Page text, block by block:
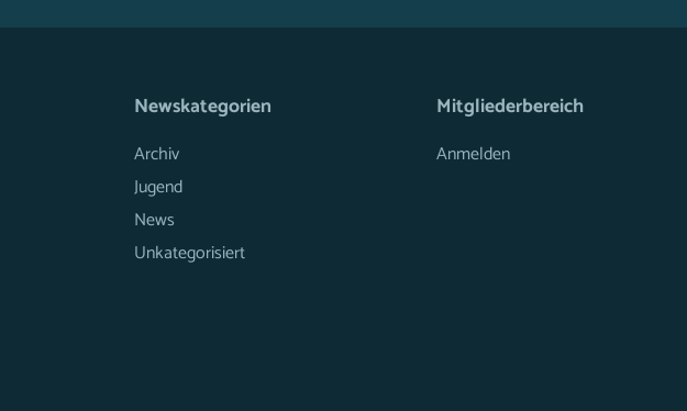
Newskategorien
Archiv
Jugend
News
Unkategorisiert
Mitgliederbereich
Anmelden